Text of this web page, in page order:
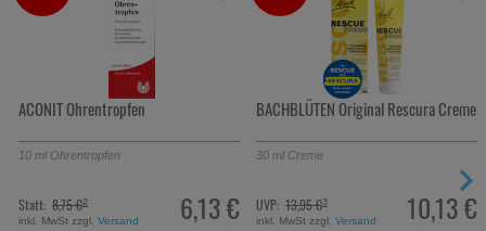
ACONIT Ohrentropfen
10 ml Ohrentropfen
6,13 €
Statt: 8,75 €²
inkl. MwSt zzgl.Versand
BACHBLÜTEN Original Rescura Creme
30 ml Creme
10,13 €
UVP: 13,95 €³
inkl. MwSt zzgl.Versand